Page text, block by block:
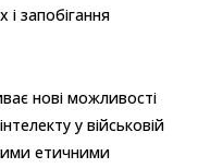
запобігання
нові можливості
у військовій
етичними